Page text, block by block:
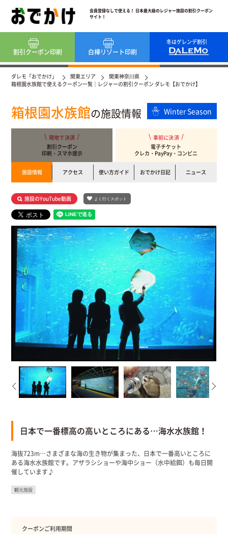
会員登録なしで使える！ 日本最大級のレジャー施設の割引クーポン
サイト！
冬はゲレンデ割引
割引クーポン印刷 白樺リゾート印刷
ダレモ「おでかけ」 関東エリア
関東神奈川県
箱根園水族館で使えるクーポン一覧｜レジャーの割引クーポン ダレモ【おでかけ】
箱根園水族館の施設情報 Winter Season
現地で決済
割引クーポン
印刷・スマホ提示
事前に決済
電子チケット
クレカ・PayPay・コンビニ
施設情報 アクセス 使い方ガイド おでかけ日記 ニュース
施設のYouTube動画 よく行くスポット
日本で一番標高の高いところにある…海水水族館！
海抜723m…さまざまな海の生き物が集まった、日本で一番高いところに
ある海水水族館です。アザラシショーや海中ショー（水中給餌）も毎日開
催しています♪
観光施設
クーポンご利用期間